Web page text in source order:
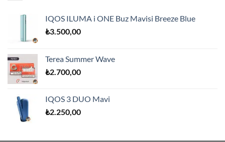
IQOS ILUMA i ONE Buz Mavisi Breeze Blue
₺3.500,00
Terea Summer Wave
₺2.700,00
IQOS 3 DUO Mavi
₺2.250,00